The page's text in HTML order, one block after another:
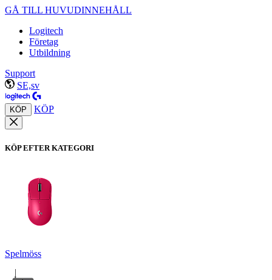
GÅ TILL HUVUDINNEHÅLL
Logitech
Företag
Utbildning
Support
SE,sv
KÖP KÖP
KÖP EFTER KATEGORI
Spelmöss